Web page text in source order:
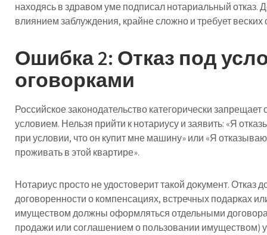
находясь в здравом уме подписал нотариальный отказ.
влиянием заблуждения, крайне сложно и требует веских
Ошибка 2: Отказ под
оговорками
Российское законодательство категорически
условием. Нельзя прийти к нотариусу и заявить: «Я
при условии, что он купит мне машину» или «Я
проживать в этой квартире».
Нотариус просто не удостоверит такой документ.
договоренности о компенсациях, встречных подарках
имуществом должны оформляться отдельными
продажи или соглашением о пользовании имуществом)